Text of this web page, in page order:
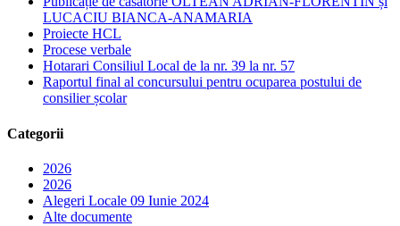
LUCACIU BIANCA-ANAMARIA
Proiecte HCL
Procese verbale
Hotarari Consiliul Local de la nr. 39 la nr. 57
Raportul final al concursului pentru ocuparea postului de
consilier școlar
Categorii
2026
2026
Alegeri Locale 09 Iunie 2024
Alte documente